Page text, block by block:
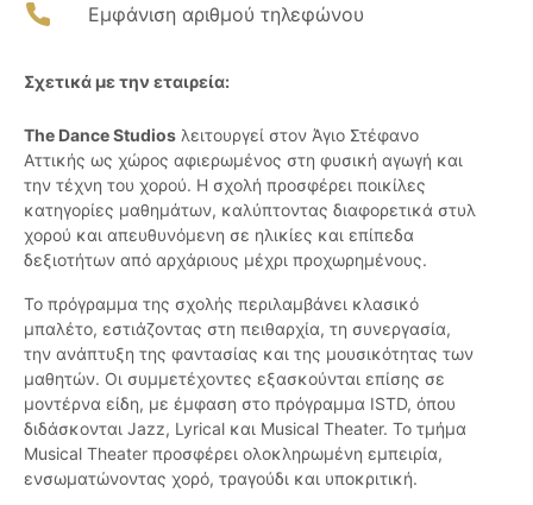
Εμφάνιση αριθμού τηλεφώνου
Σχετικά με την εταιρεία:
The Dance Studios λειτουργεί στον Άγιο Στέφανο
Αττικής ως χώρος αφιερωμένος στη φυσική αγωγή και
την τέχνη του χορού. Η σχολή προσφέρει ποικίλες
κατηγορίες μαθημάτων, καλύπτοντας διαφορετικά στυλ
χορού και απευθυνόμενη σε ηλικίες και επίπεδα
δεξιοτήτων από αρχάριους μέχρι προχωρημένους.
Το πρόγραμμα της σχολής περιλαμβάνει κλασικό
μπαλέτο, εστιάζοντας στη πειθαρχία, τη συνεργασία,
την ανάπτυξη της φαντασίας και της μουσικότητας των
μαθητών. Οι συμμετέχοντες εξασκούνται επίσης σε
μοντέρνα είδη, με έμφαση στο πρόγραμμα ISTD, όπου
διδάσκονται Jazz, Lyrical και Musical Theater. Το τμήμα
Musical Theater προσφέρει ολοκληρωμένη εμπειρία,
ενσωματώνοντας χορό, τραγούδι και υποκριτική.